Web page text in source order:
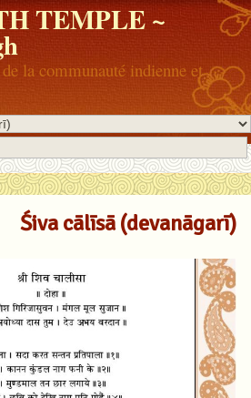
TEMPLE ~
la communauté indienne et
Śiva cālīsā (devanāgarī)